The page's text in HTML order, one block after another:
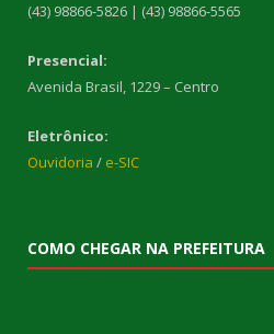
(43) 98866-5826 | (43) 98866-5565
Presencial:
Avenida Brasil, 1229 – Centro
Eletrônico:
Ouvidoria / e-SIC
COMO CHEGAR NA PREFEITURA